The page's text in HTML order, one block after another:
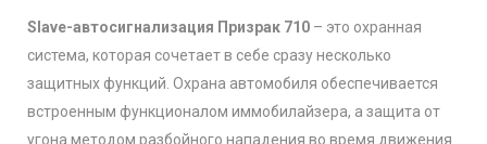
Slave-автосигнализация Призрак 710 – это охранная
система, которая сочетает в себе сразу несколько
защитных функций. Охрана автомобиля обеспечивается
встроенным функционалом иммобилайзера, а защита от
угона методом разбойного нападения во время движения